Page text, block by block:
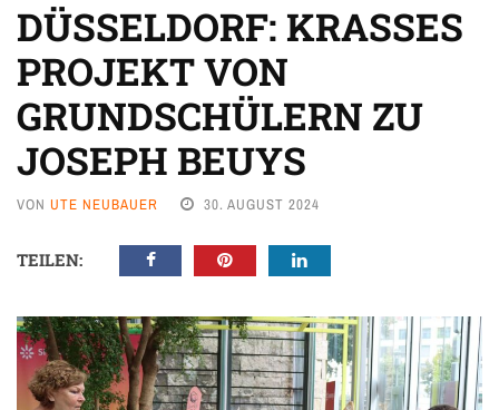
DÜSSELDORF: KRASSES
PROJEKT VON
GRUNDSCHÜLERN ZU
JOSEPH BEUYS
VON UTE NEUBAUER 30. AUGUST 2024
TEILEN: